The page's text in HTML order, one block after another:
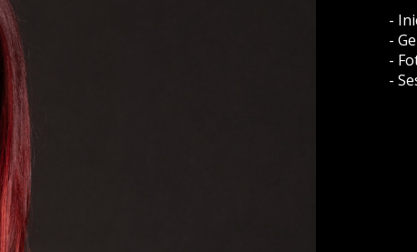
-
-
-
-